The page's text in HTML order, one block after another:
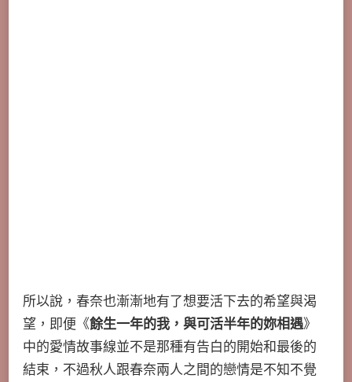
所以說，春奈也漸漸地有了想要活下去的希望與渴
望，即便《餘生一年的我，與可活半年的妳相遇》
中的愛情故事線並不是那種有告白的開始和最後的
結束，不過秋人跟春奈兩人之間的戀情是不知不覺